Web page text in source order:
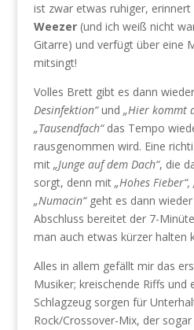
ist zwar etwas ruhiger,
Weezer(und ich weiß nicht
Gitarre) und verfügt über eine
mitsingt!
Volles Brett gibt es dann
Desinfektion“und „Hier kommt
„Tausendfach“das Tempo
rausgenommen wird. Eine
mit „Junge auf dem Dach“, die
sorgt, denn mit „Hohes
„Numacin“geht es dann wieder
Abschluss bereitet der 7-
man auch etwas kürzer halten
Alles in allem gefällt mir das
Musiker; kreischende Riffs und
Schlagzeug sorgen für
Rock/Crossover-Mix, der